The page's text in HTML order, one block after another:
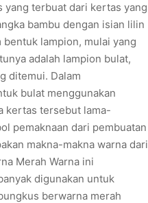
yang terbuat dari kertas yang
bambu dengan isian lilin
lampion, mulai yang
adalah lampion bulat,
ditemui. Dalam
bulat menggunakan
kertas tersebut lama-
pemaknaan dari pembuatan
makna-makna warna dari
Merah Warna ini
digunakan untuk
berwarna merah